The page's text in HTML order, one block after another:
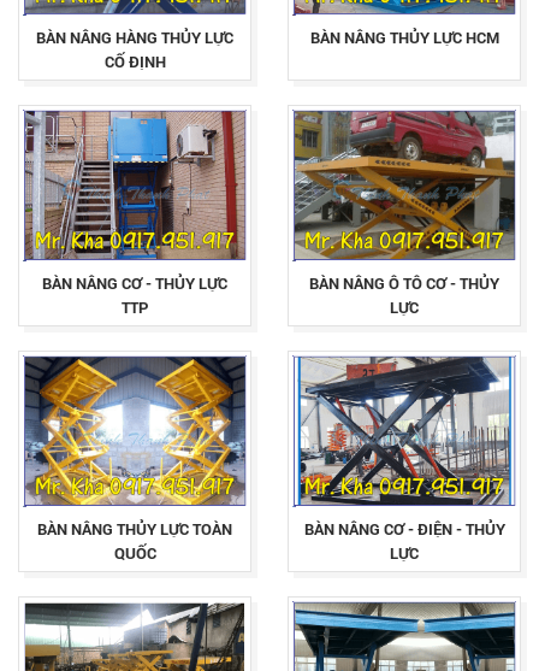
BÀN NÂNG HÀNG THỦY LỰC
CỐ ĐỊNH
BÀN NÂNG THỦY LỰC HCM
BÀN NÂNG CƠ - THỦY LỰC
TTP
BÀN NÂNG Ô TÔ CƠ - THỦY
LỰC
BÀN NÂNG THỦY LỰC TOÀN
QUỐC
BÀN NÂNG CƠ - ĐIỆN - THỦY
LỰC